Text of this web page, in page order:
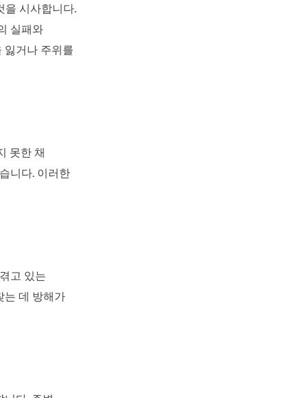
을 시사합니다.
실패와
잃거나 주위를
못한 채
니다. 이러한
고 있는
는 데 방해가